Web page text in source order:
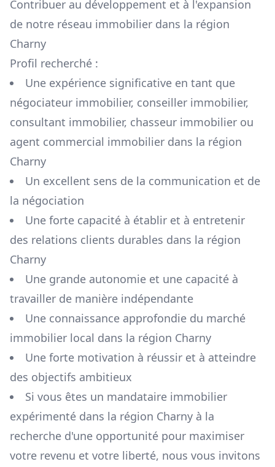
Contribuer au développement et à l'expansion
de notre réseau immobilier dans la région
Charny
Profil recherché :
Une expérience significative en tant que
négociateur immobilier, conseiller immobilier,
consultant immobilier, chasseur immobilier ou
agent commercial immobilier dans la région
Charny
Un excellent sens de la communication et de
la négociation
Une forte capacité à établir et à entretenir
des relations clients durables dans la région
Charny
Une grande autonomie et une capacité à
travailler de manière indépendante
Une connaissance approfondie du marché
immobilier local dans la région Charny
Une forte motivation à réussir et à atteindre
des objectifs ambitieux
Si vous êtes un mandataire immobilier
expérimenté dans la région Charny à la
recherche d'une opportunité pour maximiser
votre revenu et votre liberté, nous vous invitons